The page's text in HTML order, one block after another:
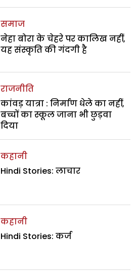
समाज
नेहा बोरा के चेहरे पर कालिख नहीं,
यह संस्कृति की गंदगी है
राजनीति
कांवड़ यात्रा : निर्माण धेले का नहीं,
बच्चों का स्कूल जाना भी छुड़वा
दिया
कहानी
Hindi Stories: लाचार
कहानी
Hindi Stories: कर्ज